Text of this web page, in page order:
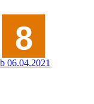
06.04.2021